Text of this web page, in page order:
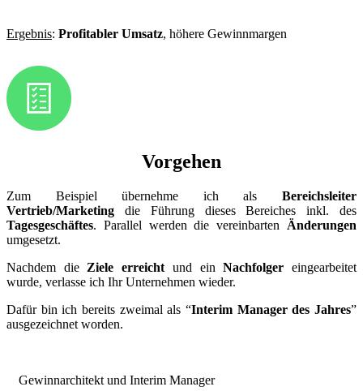
Ergebnis: Profitabler Umsatz, höhere Gewinnmargen
Vorgehen
Zum Beispiel übernehme ich als Bereichsleiter
Vertrieb/Marketing die Führung dieses Bereiches inkl. des
Tagesgeschäftes. Parallel werden die vereinbarten Änderungen
umgesetzt.
Nachdem die Ziele erreicht und einNachfolgereingearbeitet
wurde, verlasse ich Ihr Unternehmen wieder.
Dafür bin ich bereits zweimal als “Interim Manager des Jahres”
ausgezeichnet worden.
Gewinnarchitekt und Interim Manager